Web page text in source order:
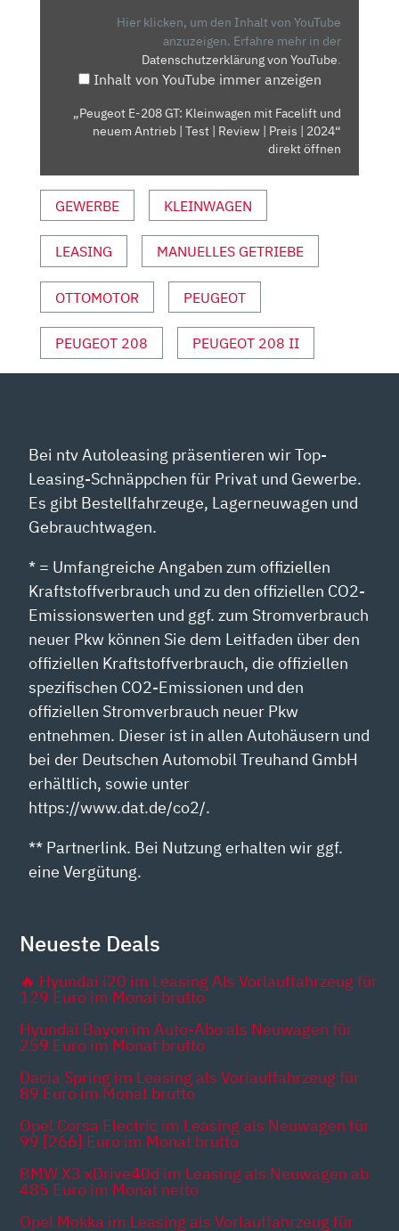
KLEINWAGEN
NEUEM
ANTRIEB
|
REVIEW
|
PREIS
2024“
VON
YOUTUBE
ANZEIGEN
Hier klicken, um den Inhalt von YouTube
anzuzeigen. Erfahre mehr in der
Datenschutzerklärung von YouTube.
Inhalt von YouTube immer anzeigen
„Peugeot E-208 GT: Kleinwagen mit Facelift und
neuem Antrieb | Test | Review | Preis | 2024“
direkt öffnen
GEWERBE KLEINWAGEN
LEASING MANUELLES GETRIEBE
OTTOMOTOR PEUGEOT
PEUGEOT 208 PEUGEOT 208 II
Bei ntv Autoleasing präsentieren wir Top-
Leasing-Schnäppchen für Privat und Gewerbe.
Es gibt Bestellfahrzeuge, Lagerneuwagen und
Gebrauchtwagen.
* = Umfangreiche Angaben zum offiziellen
Kraftstoffverbrauch und zu den offiziellen CO2-
Emissionswerten und ggf. zum Stromverbrauch
neuer Pkw können Sie dem Leitfaden über den
offiziellen Kraftstoffverbrauch, die offiziellen
spezifischen CO2-Emissionen und den
offiziellen Stromverbrauch neuer Pkw
entnehmen. Dieser ist in allen Autohäusern und
bei der Deutschen Automobil Treuhand GmbH
erhältlich, sowie unter
https://www.dat.de/co2/.
** Partnerlink. Bei Nutzung erhalten wir ggf.
eine Vergütung.
Neueste Deals
🔥 Hyundai i20 im Leasing Als Vorlauffahrzeug für
129 Euro im Monat brutto
Hyundai Bayon im Auto-Abo als Neuwagen für
259 Euro im Monat brutto
Dacia Spring im Leasing als Vorlauffahrzeug für
89 Euro im Monat brutto
Opel Corsa Electric im Leasing als Neuwagen für
99 [266] Euro im Monat brutto
BMW X3 xDrive40d im Leasing als Neuwagen ab
485 Euro im Monat netto
Opel Mokka im Leasing als Vorlauffahrzeug für